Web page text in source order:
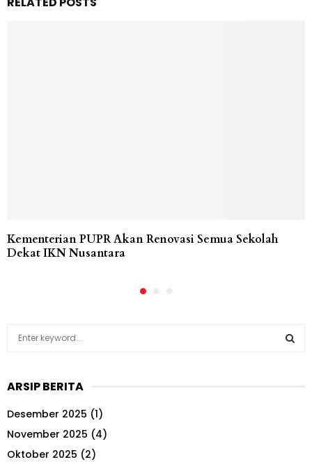
Kementerian PUPR Akan Renovasi Semua Sekolah
Dekat IKN Nusantara
c
f
o
r
ARSIP BERITA
Desember 2025 (1)
November 2025 (4)
Oktober 2025 (2)